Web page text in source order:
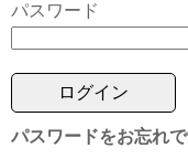
パスワード
パスワードをお忘れ